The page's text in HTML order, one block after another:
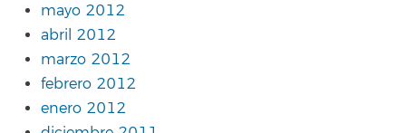
mayo 2012
abril 2012
marzo 2012
febrero 2012
enero 2012